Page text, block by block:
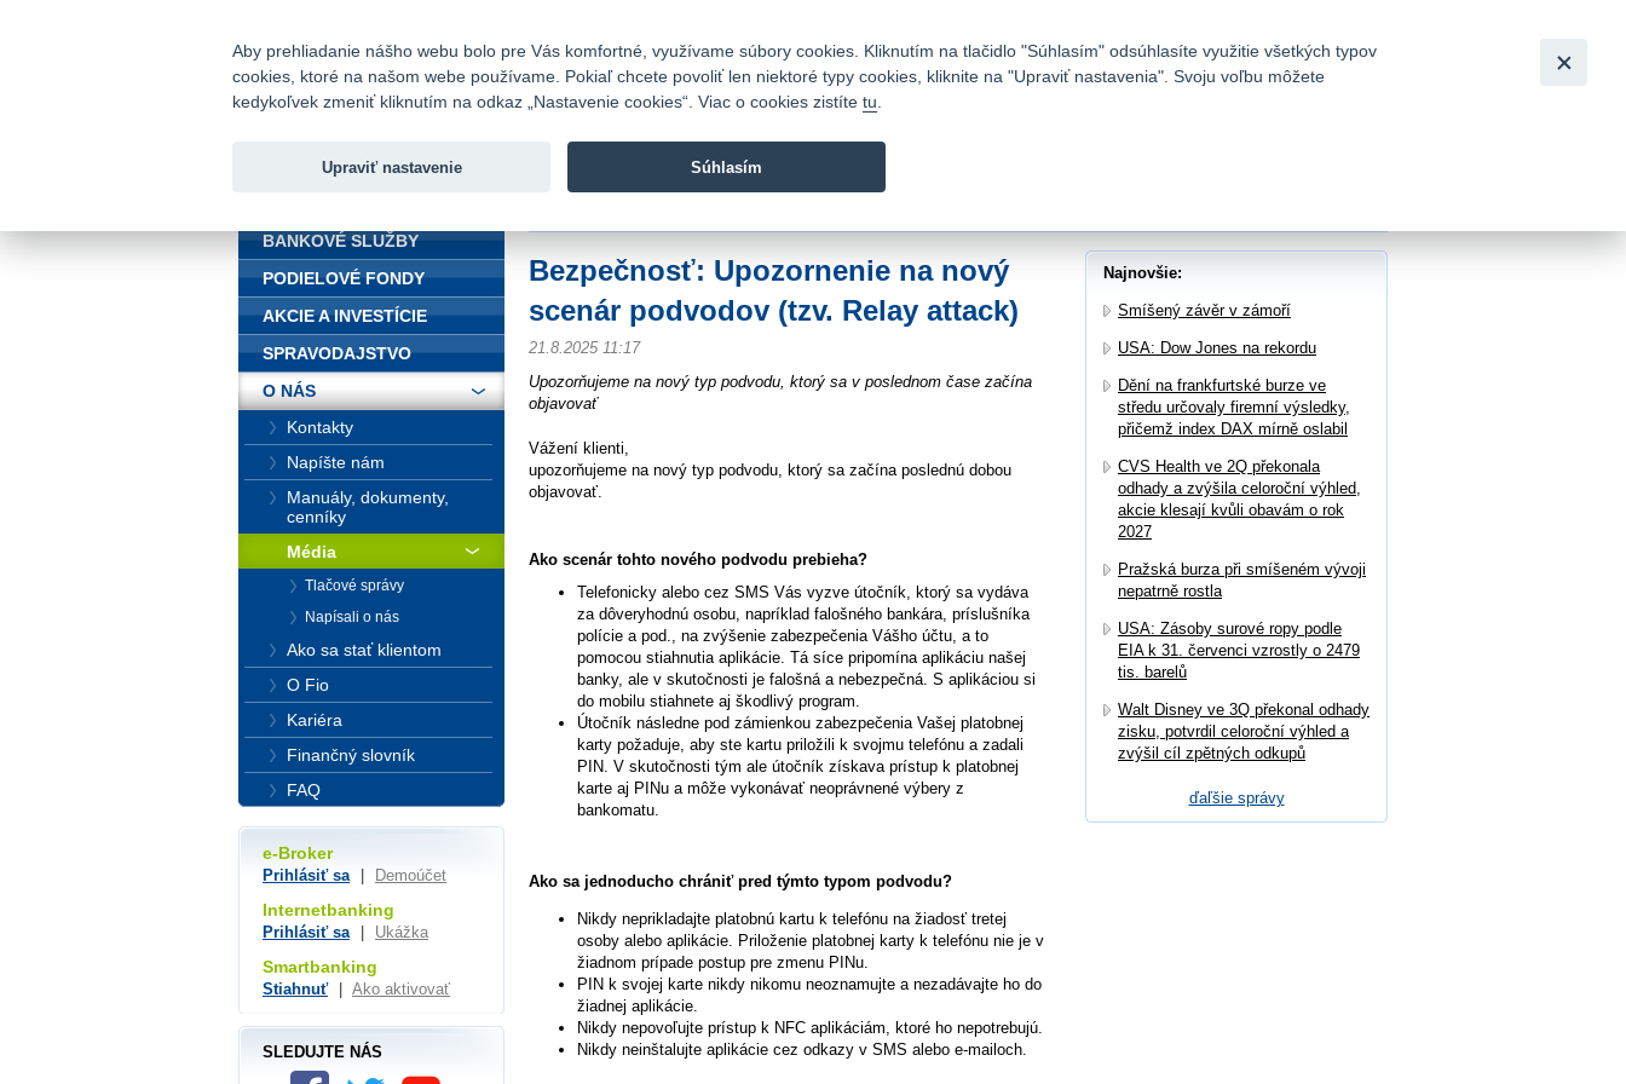
Fio banka
Fio banka sa zameriava na poskytovanie bežných bankových
Bezpečnosť: Upozornenie na nový
scenár podvodov (tzv. Relay attack)
21.8.2025 11:17
Upozorňujeme na nový typ podvodu, ktorý sa v poslednom čase začína
objavovať
Vážení klienti,
upozorňujeme na nový typ podvodu, ktorý sa začína poslednú dobou
objavovať.
Ako scenár tohto nového podvodu prebieha?
Telefonicky alebo cez SMS Vás vyzve útočník, ktorý sa vydáva
za dôveryhodnú osobu, napríklad falošného bankára, príslušníka
polície a pod., na zvýšenie zabezpečenia Vášho účtu, a to
pomocou stiahnutia aplikácie. Tá síce pripomína aplikáciu našej
banky, ale v skutočnosti je falošná a nebezpečná. S aplikáciou si
do mobilu stiahnete aj škodlivý program.
Útočník následne pod zámienkou zabezpečenia Vašej platobnej
karty požaduje, aby ste kartu priložili k svojmu telefónu a zadali
PIN. V skutočnosti tým ale útočník získava prístup k platobnej
karte aj PINu a môže vykonávať neoprávnené výbery z
bankomatu.
Ako sa jednoducho chrániť pred týmto typom podvodu?
Nikdy neprikladajte platobnú kartu k telefónu na žiadosť tretej
osoby alebo aplikácie. Priloženie platobnej karty k telefónu nie je v
žiadnom prípade postup pre zmenu PINu.
PIN k svojej karte nikdy nikomu neoznamujte a nezadávajte ho do
žiadnej aplikácie.
Nikdy nepovoľujte prístup k NFC aplikáciám, ktoré ho nepotrebujú.
Nikdy neinštalujte aplikácie cez odkazy v SMS alebo e-mailoch.
Najnovšie:
Smíšený závěr v zámoří
USA: Dow Jones na rekordu
Dění na frankfurtské burze ve
středu určovaly firemní výsledky,
přičemž index DAX mírně oslabil
CVS Health ve 2Q překonala
odhady a zvýšila celoroční výhled,
akcie klesají kvůli obavám o rok
2027
Pražská burza při smíšeném vývoji
nepatrně rostla
USA: Zásoby surové ropy podle
EIA k 31. červenci vzrostly o 2479
tis. barelů
Walt Disney ve 3Q překonal odhady
zisku, potvrdil celoroční výhled a
zvýšil cíl zpětných odkupů
ďaľšie správy
BANKOVÉ SLUŽBY
PODIELOVÉ FONDY
AKCIE A INVESTÍCIE
SPRAVODAJSTVO
O NÁS
Kontakty
Napíšte nám
Manuály, dokumenty,
cenníky
Média
Tlačové správy
Napísali o nás
Ako sa stať klientom
O Fio
Kariéra
Finančný slovník
FAQ
e-Broker
Prihlásiť sa Demoúčet
Internetbanking
Prihlásiť sa Ukážka
Smartbanking
Stiahnuť Ako aktivovať
SLEDUJTE NÁS
Aby prehliadanie nášho webu bolo pre Vás komfortné, využívame súbory cookies. Kliknutím na tlačidlo "Súhlasím" odsúhlasíte využitie všetkých typov
cookies, ktoré na našom webe používame. Pokiaľ chcete povoliť len niektoré typy cookies, kliknite na "Upraviť nastavenia". Svoju voľbu môžete
kedykoľvek zmeniť kliknutím na odkaz „Nastavenie cookies“. Viac o cookies zistíte tu
Upraviť nastavenie Súhlasím